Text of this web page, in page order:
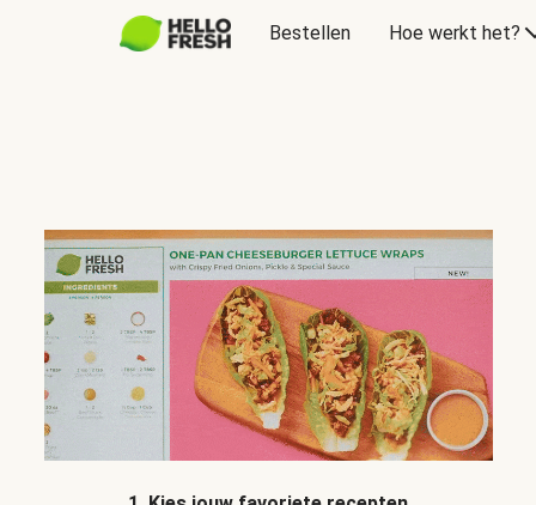
Bestellen Hoe werkt het?